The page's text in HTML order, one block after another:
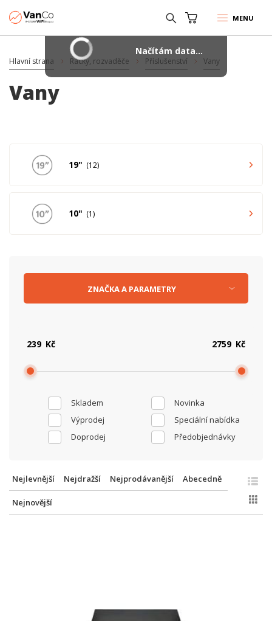
MENU
Hlavní strana Racky, rozvaděče Příslušenství Vany
Vany
19" 12
10" 1
Skladem
Novinka
Výprodej
Speciální nabídka
Doprodej
Předobjednávky
Kč Kč
ZNAČKAA PARAMETRY
Nejlevnější Nejdražší Nejprodávanější Abecedně
Nejnovější
Načítám data...